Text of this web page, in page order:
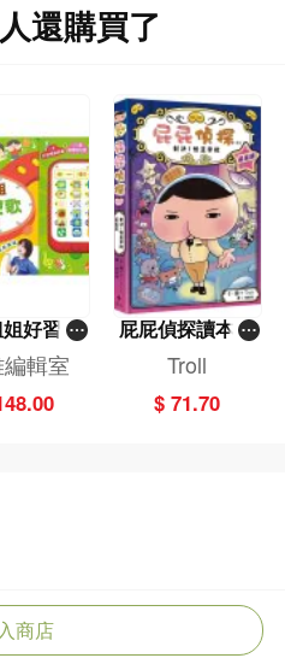
還購買了
好習慣
手機
輯室
屁屁偵探讀本(1
3)－－對決！怪
篇）
Troll
$ 71.70
商店